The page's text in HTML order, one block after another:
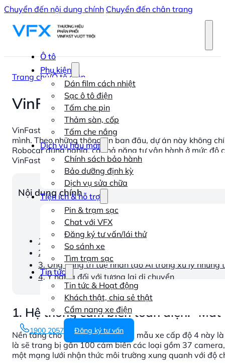
Chuyển đến nội dung chính Chuyển đến chân trang
Ô tô
Phụ kiện
Dán film cách nhiệt
Sạc ô tô điện
Tấm che pin
Thảm sàn, cốp
Tấm che nắng
Dịch vụ hậu mãi
Chính sách bảo hành
Bảo dưỡng định kỳ
Dịch vụ sửa chữa
Tiện ích & hỗ trợ
Pin & trạm sạc
Chat với VFX
Đăng ký tư vấn/lái thử
So sánh xe
Tìm trạm sạc
Tin tức
Tin tức & Hoạt động
Khách thật, chia sẻ thật
Cẩm nang xe điện
1900 2057 Đăng ký tư vấn
Trang chủ/Ô tô điện
VinFast phát triển xe tự lái
VinFast đang thực hiện một bước nhảy vọt về công
mình. Theo những thông tin ban đầu, dự án này không
Robocar đúng nghĩa, có khả năng tự vận hành ở mức
VinFast trong việc gia nhập cuộc đua công nghệ tự lái
Nội dung chính
1. Hệ thống cảm biến toàn diện: “Mắt thần” cho
2. Vượt ra ngoài khả năng tự lái: Một cỗ máy tự
3. Ứng dụng trí tuệ nhân tạo AI trong xử lý những
4. Ý nghĩa đối với tương lai di chuyển
1. Hệ thống cảm biến toàn diện:
Nền tảng cho khả năng tự lái của mẫu xe cấp độ 4 này
là sẽ trang bị gần 100 cảm biến các loại gồm 37
một mạng lưới nhận thức môi trường xung quanh với độ